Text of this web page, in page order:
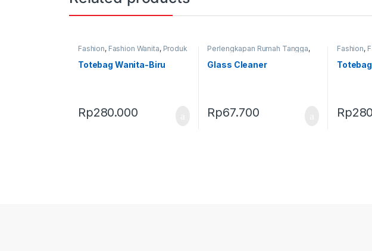
Fashion, Fashion Wanita, Produk
Terbaru,
Totebag Wanita-Biru
Rp280.000
Perlengkapan Rumah Tangga,
Produk Terbaru
Glass Cleaner
Rp67.700
Fashion,
Terbaru,
Rp